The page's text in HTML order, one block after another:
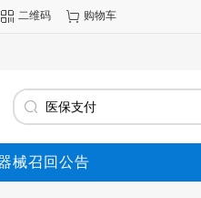
二维码 购物车
械召回公告